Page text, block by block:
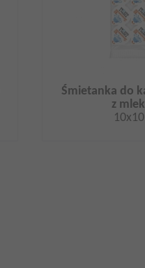
Śmietanka do
z